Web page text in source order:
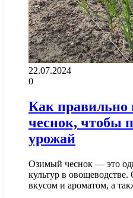
22.07.2024
0
Как правильно
чеснок, чтобы
урожай
Озимый чеснок — это
культур в
вкусом и ароматом, а